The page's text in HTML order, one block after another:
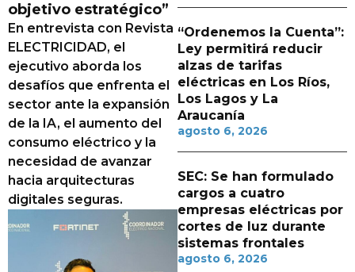
objetivo estratégico”
En entrevista con Revista
ELECTRICIDAD, el
ejecutivo aborda los
desafíos que enfrenta el
sector ante la expansión
de la IA, el aumento del
consumo eléctrico y la
necesidad de avanzar
hacia arquitecturas
digitales seguras.
“Ordenemos la Cuenta”:
Ley permitirá reducir
alzas de tarifas
eléctricas en Los Ríos,
Los Lagos y La
Araucanía
agosto 6, 2026
SEC: Se han formulado
cargos a cuatro
empresas eléctricas por
cortes de luz durante
sistemas frontales
agosto 6, 2026